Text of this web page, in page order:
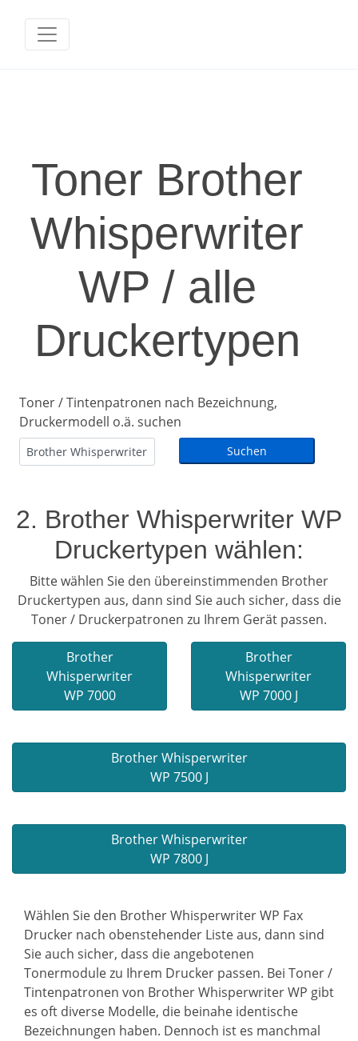
Toner Brother
Whisperwriter
WP / alle
Druckertypen
Toner / Tintenpatronen nach Bezeichnung,
Druckermodell o.ä. suchen
2. Brother Whisperwriter WP
Druckertypen wählen:
Bitte wählen Sie den übereinstimmenden Brother
Druckertypen aus, dann sind Sie auch sicher, dass die
Toner / Druckerpatronen zu Ihrem Gerät passen.
Brother
Whisperwriter
WP 7000
Brother
Whisperwriter
WP 7000 J
Brother Whisperwriter
WP 7500 J
Brother Whisperwriter
WP 7800 J
Wählen Sie den Brother Whisperwriter WP Fax
Drucker nach obenstehender Liste aus, dann sind
Sie auch sicher, dass die angebotenen
Tonermodule zu Ihrem Drucker passen. Bei Toner /
Tintenpatronen von Brother Whisperwriter WP gibt
es oft diverse Modelle, die beinahe identische
Bezeichnungen haben. Dennoch ist es manchmal